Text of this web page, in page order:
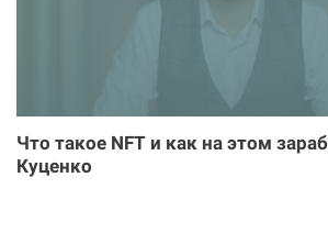
Что такое NFT и как на этом
Куценко